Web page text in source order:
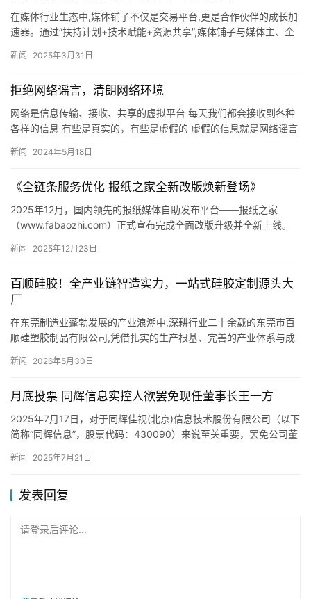
在媒体行业生态中,媒体铺子不仅是交易平台,更是合作伙伴的成长加
速器。通过“扶持计划+技术赋能+资源共享”,媒体铺子与媒体主、企
新闻 2025年3月31日
拒绝网络谣言，清朗网络环境
网络是信息传输、接收、共享的虚拟平台 每天我们都会接收到各种
各样的信息 有些是真实的，有些是虚假的 虚假的信息就是网络谣言
新闻 2024年5月18日
《全链条服务优化 报纸之家全新改版焕新登场》
2025年12月，国内领先的报纸媒体自助发布平台——报纸之家
（www.fabaozhi.com）正式宣布完成全面改版升级并全新上线。
新闻 2025年12月23日
百顺硅胶！全产业链智造实力，一站式硅胶定制源头大
厂
在东莞制造业蓬勃发展的产业浪潮中,深耕行业二十余载的东莞市百
顺硅塑胶制品有限公司,凭借扎实的生产根基、完善的产业体系与成
走…
新闻 2026年5月30日
月底投票 同辉信息实控人欲罢免现任董事长王一方
2025年7月17日，对于同辉佳视(北京)信息技术股份有限公司（以下
简称“同辉信息”，股票代码：430090）来说至关重要，罢免公司董
新闻 2025年7月21日
发表回复
请登录后评论...